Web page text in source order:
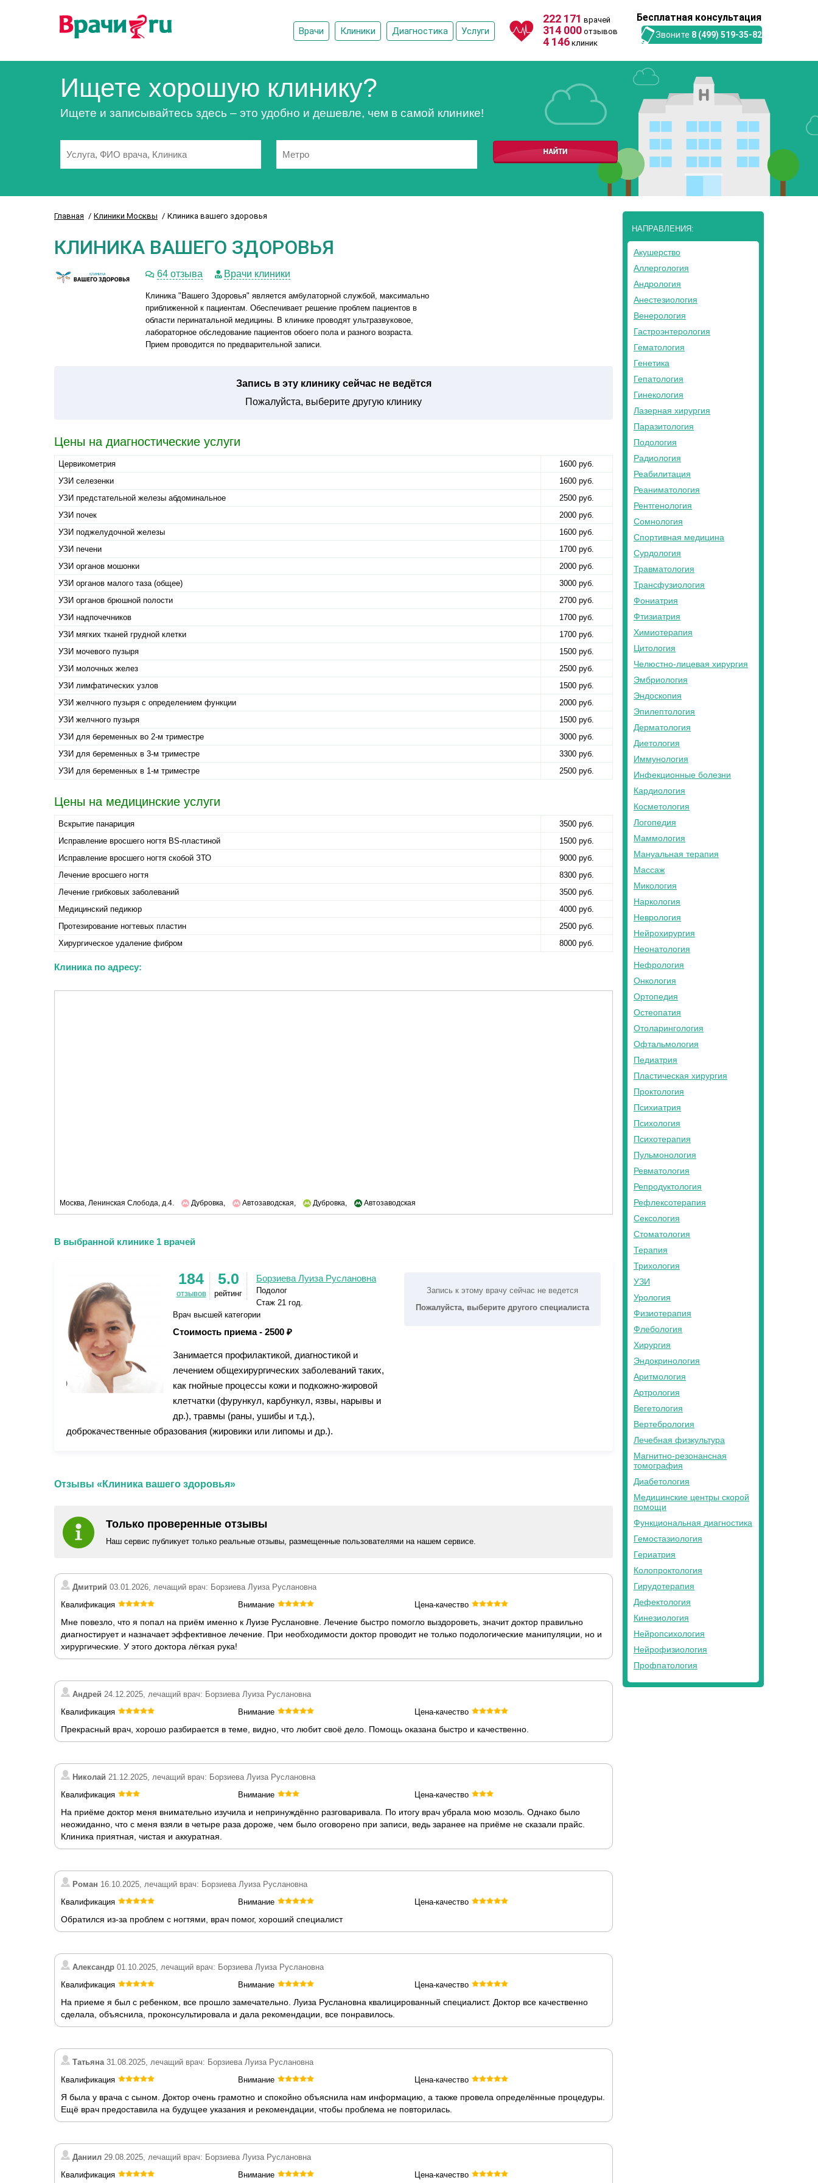
Врачи Клиники Диагностика Услуги
222 171 врачей
314 000 отзывов
4 146 клиник
Бесплатная консультация
Звоните 8 (499) 519-35-82
Ищете хорошую клинику?
Ищете и записывайтесь здесь – это удобно и дешевле, чем в самой клинике!
Главная Клиники Москвы Клиника вашего здоровья
КЛИНИКА ВАШЕГО ЗДОРОВЬЯ
64 отзыва Врачи клиники
Клиника "Вашего Здоровья" является амбулаторной службой, максимально
приближенной к пациентам. Обеспечивает решение проблем пациентов в
области перинатальной медицины. В клинике проводят ультразвуковое,
лабораторное обследование пациентов обоего пола и разного возраста.
Прием проводится по предварительной записи.
Запись в эту клинику сейчас не ведётся
Пожалуйста, выберите другую клинику
Цены на диагностические услуги
Цервикометрия
1600 руб.
УЗИ селезенки
1600 руб.
УЗИ предстательной железы абдоминальное
2500 руб.
УЗИ почек
2000 руб.
УЗИ поджелудочной железы
1600 руб.
УЗИ печени
1700 руб.
УЗИ органов мошонки
2000 руб.
УЗИ органов малого таза (общее)
3000 руб.
УЗИ органов брюшной полости
2700 руб.
УЗИ надпочечников
1700 руб.
УЗИ мягких тканей грудной клетки
1700 руб.
УЗИ мочевого пузыря
1500 руб.
УЗИ молочных желез
2500 руб.
УЗИ лимфатических узлов
1500 руб.
УЗИ желчного пузыря с определением функции
2000 руб.
УЗИ желчного пузыря
1500 руб.
УЗИ для беременных во 2-м триместре
3000 руб.
УЗИ для беременных в 3-м триместре
3300 руб.
УЗИ для беременных в 1-м триместре
2500 руб.
Цены на медицинские услуги
Вскрытие панариция
3500 руб.
Исправление вросшего ногтя BS-пластиной
1500 руб.
Исправление вросшего ногтя скобой ЗТО
9000 руб.
Лечение вросшего ногтя
8300 руб.
Лечение грибковых заболеваний
3500 руб.
Медицинский педикюр
4000 руб.
Протезирование ногтевых пластин
2500 руб.
Хирургическое удаление фибром
8000 руб.
Клиника по адресу:
Москва, Ленинская Cлобода, д.4. Дубровка, Автозаводская, Дубровка, Автозаводская
В выбранной клинике 1 врачей
Запись к этому врачу сейчас не ведется
Пожалуйста, выберите другого специалиста
184
отзывов
5.0
рейтинг
Борзиева Луиза Руслановна
Подолог
Стаж 21 год.
Врач высшей категории
Стоимость приема - 2500 ₽
Занимается профилактикой, диагностикой и
лечением общехирургических заболеваний таких,
как гнойные процессы кожи и подкожно-жировой
клетчатки (фурункул, карбункул, язвы, нарывы и
др.), травмы (раны, ушибы и т.д.),
доброкачественные образования (жировики или липомы и др.).
Отзывы «Клиника вашего здоровья»
Только проверенные отзывы
Наш сервис публикует только реальные отзывы, размещенные пользователями на нашем сервисе.
Дмитрий 03.01.2026, лечащий врач: Борзиева Луиза Руслановна
Квалификация
Внимание Цена-качество
Мне повезло, что я попал на приём именно к Луизе Руслановне. Лечение быстро помогло выздороветь, значит доктор правильно
диагностирует и назначает эффективное лечение. При необходимости доктор проводит не только подологические манипуляции, но и
хирургические. У этого доктора лёгкая рука!
Андрей 24.12.2025, лечащий врач: Борзиева Луиза Руслановна
Квалификация
Внимание Цена-качество
Прекрасный врач, хорошо разбирается в теме, видно, что любит своё дело. Помощь оказана быстро и качественно.
Николай 21.12.2025, лечащий врач: Борзиева Луиза Руслановна
Квалификация
Внимание Цена-качество
На приёме доктор меня внимательно изучила и непринуждённо разговаривала. По итогу врач убрала мою мозоль. Однако было
неожиданно, что с меня взяли в четыре раза дороже, чем было оговорено при записи, ведь заранее на приёме не сказали прайс.
Клиника приятная, чистая и аккуратная.
Роман 16.10.2025, лечащий врач: Борзиева Луиза Руслановна
Квалификация
Внимание Цена-качество
Обратился из-за проблем с ногтями, врач помог, хороший специалист
Александр 01.10.2025, лечащий врач: Борзиева Луиза Руслановна
Квалификация
Внимание Цена-качество
На приеме я был с ребенком, все прошло замечательно. Луиза Руслановна квалицированный специалист. Доктор все качественно
сделала, объяснила, проконсультировала и дала рекомендации, все понравилось.
Татьяна31.08.2025, лечащий врач: Борзиева Луиза Руслановна
Квалификация
Внимание Цена-качество
Я была у врача с сыном. Доктор очень грамотно и спокойно объяснила нам информацию, а также провела определённые процедуры.
Ещё врач предоставила на будущее указания и рекомендации, чтобы проблема не повторилась.
Даниил 29.08.2025, лечащий врач: Борзиева Луиза Руслановна
Квалификация
Внимание Цена-качество
НАПРАВЛЕНИЯ:
Акушерство
Аллергология
Андрология
Анестезиология
Венерология
Гастроэнтерология
Гематология
Генетика
Гепатология
Гинекология
Лазерная хирургия
Паразитология
Подология
Радиология
Реабилитация
Реаниматология
Рентгенология
Сомнология
Спортивная медицина
Сурдология
Травматология
Трансфузиология
Фониатрия
Фтизиатрия
Химиотерапия
Цитология
Челюстно-лицевая хирургия
Эмбриология
Эндоскопия
Эпилептология
Дерматология
Диетология
Иммунология
Инфекционные болезни
Кардиология
Косметология
Логопедия
Маммология
Мануальная терапия
Массаж
Микология
Наркология
Неврология
Нейрохирургия
Неонатология
Нефрология
Онкология
Ортопедия
Остеопатия
Отоларингология
Офтальмология
Педиатрия
Пластическая хирургия
Проктология
Психиатрия
Психология
Психотерапия
Пульмонология
Ревматология
Репродуктология
Рефлексотерапия
Сексология
Стоматология
Терапия
Трихология
УЗИ
Урология
Физиотерапия
Флебология
Хирургия
Эндокринология
Аритмология
Артрология
Вегетология
Вертебрология
Лечебная физкультура
Магнитно-резонансная
томография
Диабетология
Медицинские центры скорой
помощи
Функциональная диагностика
Гемостазиология
Гериатрия
Колопроктология
Гирудотерапия
Дефектология
Кинезиология
Нейропсихология
Нейрофизиология
Профпатология